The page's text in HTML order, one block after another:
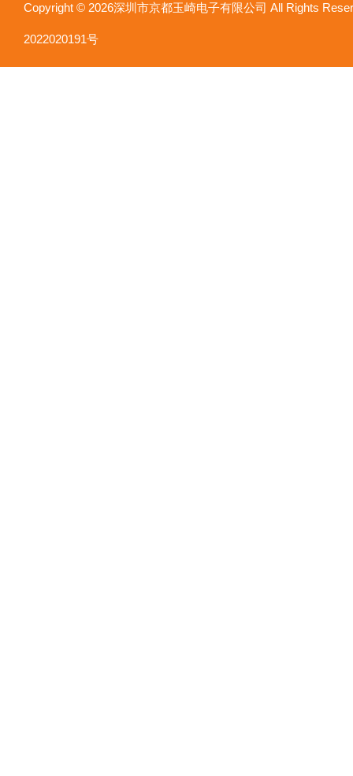
Copyright © 2026深圳市京都玉崎电子有限公司 All Rights
2022020191号